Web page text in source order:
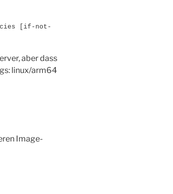
[if-not-
aber dass
linux/arm64
Image-